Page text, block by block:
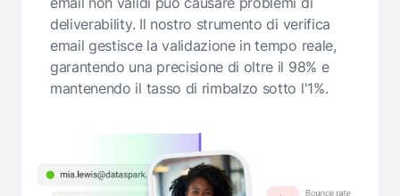
deliverability. Il nostro strumento di verifica
email gestisce la validazione in tempo reale,
garantendo una precisione di oltre il 98% e
mantenendo il tasso di rimbalzo sotto l'1%.